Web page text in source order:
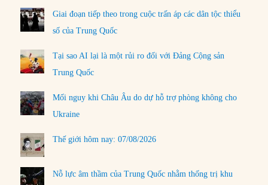
Giai đoạn tiếp theo trong cuộc trấn áp các dân tộc thiểu
số của Trung Quốc
Tại sao AI lại là một rủi ro đối với Đảng Cộng sản
Trung Quốc
Mối nguy khi Châu Âu do dự hỗ trợ phòng không cho
Ukraine
Thế giới hôm nay: 07/08/2026
Nỗ lực âm thầm của Trung Quốc nhằm thống trị khu